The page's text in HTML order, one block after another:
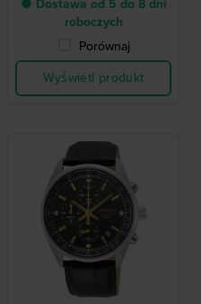
● Dostawa od 5 do 8 dni
roboczych
Porównaj
Wyświetl produkt